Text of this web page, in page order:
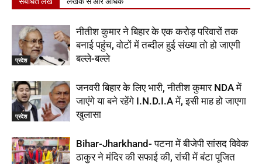
प्रदेश
नीतीश कुमार ने बिहार के एक करोड़ परिवारों तक
बनाई पहुंच, वोटों में तब्दील हुई संख्या तो हो जाएगी
बल्ले-बल्ले
प्रदेश
जनवरी बिहार के लिए भारी, नीतीश कुमार NDA में
जाएंगे या बने रहेंगे I.N.D.I.A में, इसी माह हो जाएगा
खुलासा
Bihar-Jharkhand- पटना में बीजेपी सांसद विवेक
ठाकुर ने मंदिर की सफाई की, रांची में बंटा पूजित